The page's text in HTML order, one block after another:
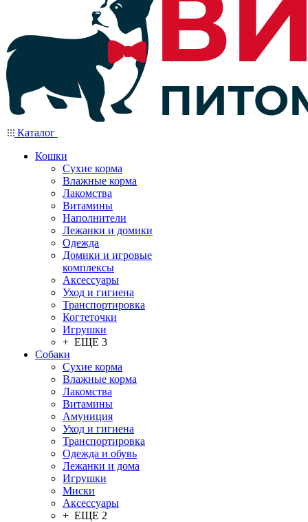
Каталог
Кошки
Сухие корма
Влажные корма
Лакомства
Витамины
Наполнители
Лежанки и домики
Одежда
Домики и игровые
комплексы
Аксессуары
Уход и гигиена
Транспортировка
Когтеточки
Игрушки
+ ЕЩЕ 3
Собаки
Сухие корма
Влажные корма
Лакомства
Витамины
Амуниция
Уход и гигиена
Транспортировка
Одежда и обувь
Лежанки и дома
Игрушки
Миски
Аксессуары
+ ЕЩЕ 2